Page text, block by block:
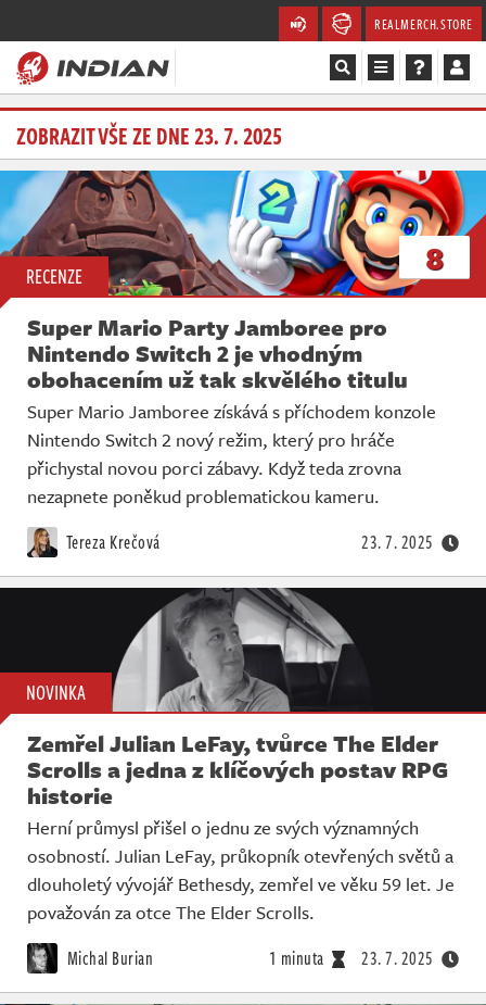
REALMERCH.STORE
Magazín
Recenze
Videa
Soutěže
Databáze
Komunita
Redakce
Živě
ZOBRAZIT VŠE ZE DNE 23. 7. 2025
RECENZE 8
Super Mario Party Jamboree pro
Nintendo Switch 2 je vhodným
obohacením už tak skvělého titulu
Super Mario Jamboree získává s příchodem konzole
Nintendo Switch 2 nový režim, který pro hráče
přichystal novou porci zábavy. Když teda zrovna
nezapnete poněkud problematickou kameru.
Tereza Krečová 23. 7. 2025
NOVINKA
Zemřel Julian LeFay, tvůrce The Elder
Scrolls a jedna z klíčových postav RPG
historie
Herní průmysl přišel o jednu ze svých významných
osobností. Julian LeFay, průkopník otevřených světů a
dlouholetý vývojář Bethesdy, zemřel ve věku 59 let. Je
považován za otce The Elder Scrolls.
Michal Burian 1 minuta 23. 7. 2025